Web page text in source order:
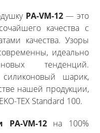
PA-VM-12— это
качества с
качества. Узоры
идеально
тенденций.
шарик,
нашей продукции,
TEX Standard 100.
VM-12на 100%